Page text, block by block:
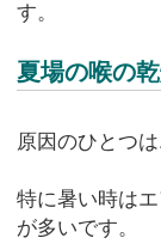
す。
夏場の喉の
原因のひとつ
特に暑い時は
が多いです。